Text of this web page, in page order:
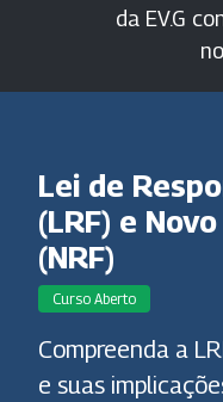
da EV.G
Lei de
(LRF) e
(NRF)
Curso Aberto
Compreenda a
e suas